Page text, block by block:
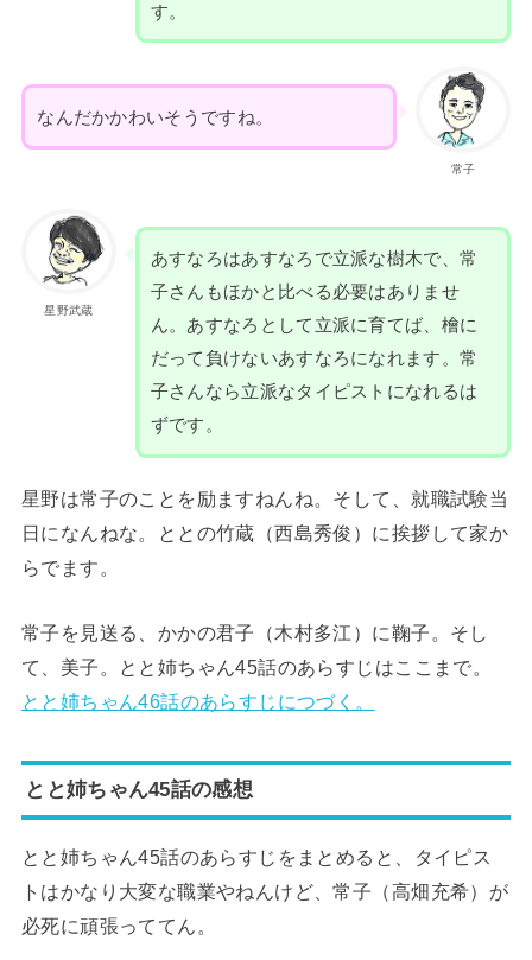
す。
常子
なんだかかわいそうですね。
星野武蔵
あすなろはあすなろで立派な樹木で、常
子さんもほかと比べる必要はありませ
ん。あすなろとして立派に育てば、檜に
だって負けないあすなろになれます。常
子さんなら立派なタイピストになれるは
ずです。
星野は常子のことを励ますねんね。そして、就職試験当
日になんねな。ととの竹蔵（西島秀俊）に挨拶して家か
らでます。
常子を見送る、かかの君子（木村多江）に鞠子。そし
て、美子。とと姉ちゃん45話のあらすじはここまで。
とと姉ちゃん46話のあらすじにつづく。
とと姉ちゃん45話の感想
とと姉ちゃん45話のあらすじをまとめると、タイピス
トはかなり大変な職業やねんけど、常子（高畑充希）が
必死に頑張っててん。